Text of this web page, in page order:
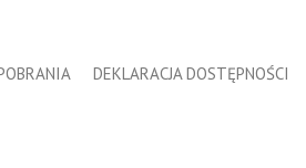
DEKLARACJA DOSTĘPNOŚCI